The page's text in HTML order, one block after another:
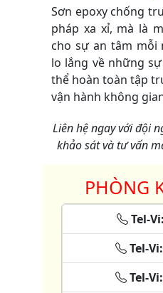
Sơn epoxy chống
pháp xa xỉ, mà là
cho sự an tâm mỗi
lo lắng về những
thể hoàn toàn tập
vận hành không
Liên hệ ngay với đội
khảo sát và tư vấn
PHÒNG
Tel-
Tel-
Tel-